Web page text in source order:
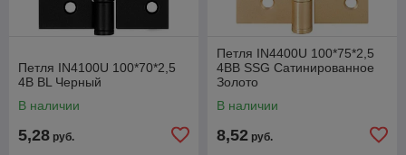
Петля IN4100U 100*70*2,5
4B BL Черный
В наличии
5,28 руб.
Петля IN4400U 100*75*2,5
4BB SSG Сатинированное
Золото
В наличии
8,52 руб.